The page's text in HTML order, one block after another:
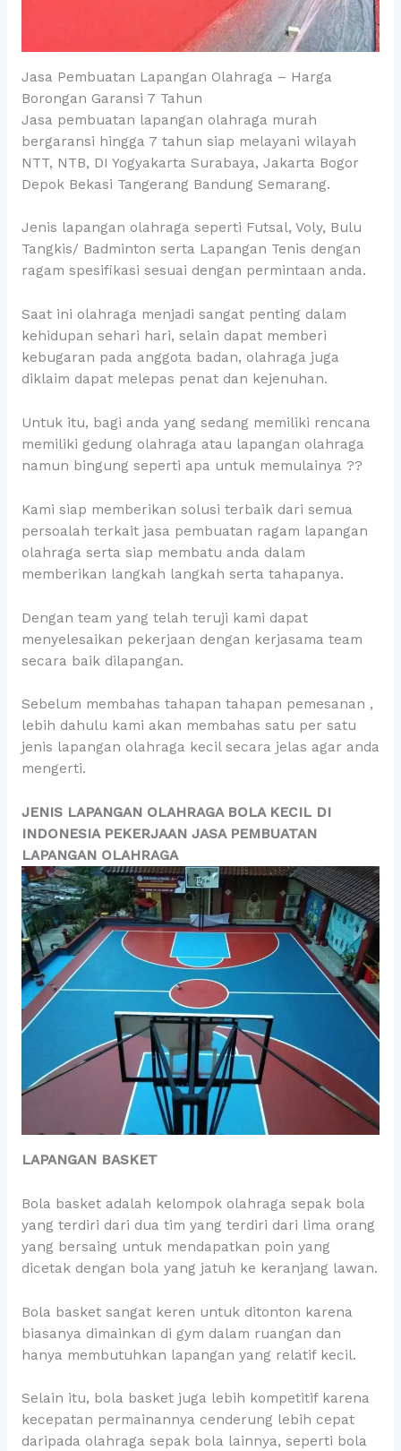
Jasa Pembuatan Lapangan Olahraga – Harga
Borongan Garansi 7 Tahun
Jasa pembuatan lapangan olahraga murah
bergaransi hingga 7 tahun siap melayani wilayah
NTT, NTB, DI Yogyakarta Surabaya, Jakarta Bogor
Depok Bekasi Tangerang Bandung Semarang.
Jenis lapangan olahraga seperti Futsal, Voly, Bulu
Tangkis/ Badminton serta Lapangan Tenis dengan
ragam spesifikasi sesuai dengan permintaan anda.
Saat ini olahraga menjadi sangat penting dalam
kehidupan sehari hari, selain dapat memberi
kebugaran pada anggota badan, olahraga juga
diklaim dapat melepas penat dan kejenuhan.
Untuk itu, bagi anda yang sedang memiliki rencana
memiliki gedung olahraga atau lapangan olahraga
namun bingung seperti apa untuk memulainya ??
Kami siap memberikan solusi terbaik dari semua
persoalah terkait jasa pembuatan ragam lapangan
olahraga serta siap membatu anda dalam
memberikan langkah langkah serta tahapanya.
Dengan team yang telah teruji kami dapat
menyelesaikan pekerjaan dengan kerjasama team
secara baik dilapangan.
Sebelum membahas tahapan tahapan pemesanan ,
lebih dahulu kami akan membahas satu per satu
jenis lapangan olahraga kecil secara jelas agar anda
mengerti.
JENIS LAPANGAN OLAHRAGA BOLA KECIL DI
INDONESIA PEKERJAAN JASA PEMBUATAN
LAPANGAN OLAHRAGA
LAPANGAN BASKET
Bola basket adalah kelompok olahraga sepak bola
yang terdiri dari dua tim yang terdiri dari lima orang
yang bersaing untuk mendapatkan poin yang
dicetak dengan bola yang jatuh ke keranjang lawan.
Bola basket sangat keren untuk ditonton karena
biasanya dimainkan di gym dalam ruangan dan
hanya membutuhkan lapangan yang relatif kecil.
Selain itu, bola basket juga lebih kompetitif karena
kecepatan permainannya cenderung lebih cepat
daripada olahraga sepak bola lainnya, seperti bola